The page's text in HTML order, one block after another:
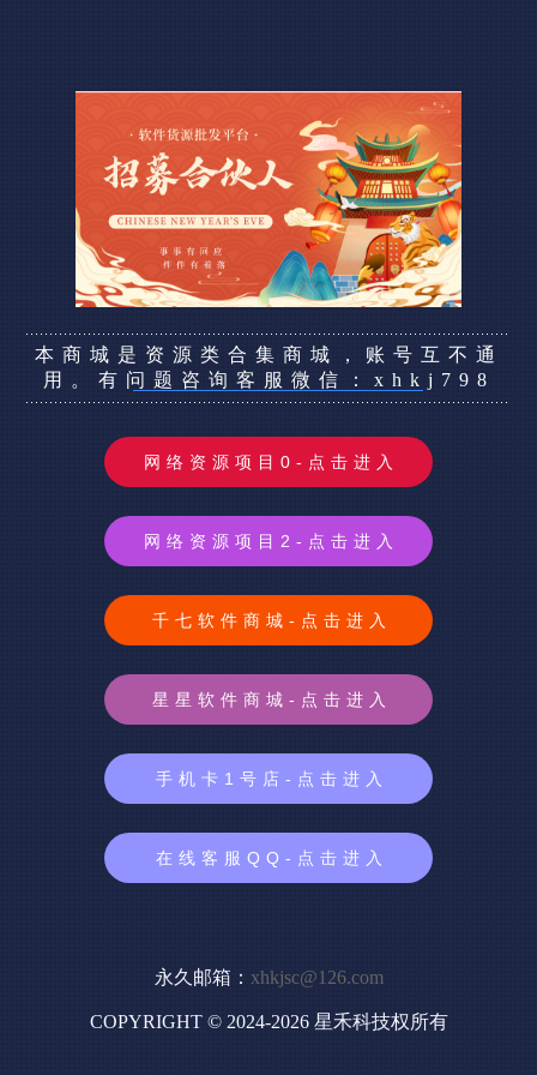
本商城是资源类合集商城，账号互不通
用。有问题咨询客服微信：xhkj798
网络资源项目0-点击进入
网络资源项目2-点击进入
千七软件商城-点击进入
星星软件商城-点击进入
手机卡1号店-点击进入
在线客服QQ-点击进入
永久邮箱： xhkjsc@126.com
COPYRIGHT © 2024-2026 星禾科技权所有